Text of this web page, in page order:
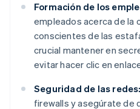
Formación de los
empleados acerca de la
conscientes de las
crucial mantener en
evitar hacer clic en
Seguridad de las redes:
firewalls y asegúrate de